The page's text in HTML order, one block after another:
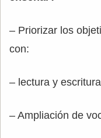
– Priorizar los
con:
– lectura y
– Ampliación de